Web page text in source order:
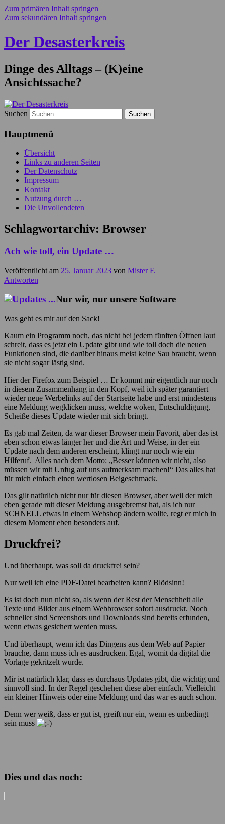
Zum primären Inhalt springen
Zum sekundären Inhalt springen
Der Desasterkreis
Dinge des Alltags – (K)eine
Ansichtssache?
Suchen
Hauptmenü
Übersicht
Links zu anderen Seiten
Der Datenschutz
Impressum
Kontakt
Nutzung durch …
Die Unvollendeten
Schlagwortarchiv: Browser
Ach wie toll, ein Update …
Veröffentlicht am 25. Januar 2023 von Mister F.
Antworten
Nur wir, nur unsere Software
Was geht es mir auf den Sack!
Kaum ein Programm noch, das nicht bei jedem fünften Öffnen laut
schreit, dass es jetzt ein Update gibt und wie toll doch die neuen
Funktionen sind, die darüber hinaus meist keine Sau braucht, wenn
sie nicht sogar lästig sind.
Hier der Firefox zum Beispiel … Er kommt mir eigentlich nur noch
in diesem Zusammenhang in den Kopf, weil ich später garantiert
wieder neue Werbelinks auf der Startseite habe und erst mindestens
eine Meldung wegklicken muss, welche woken, Entschuldigung,
Scheiße dieses Update wieder mit sich bringt.
Es gab mal Zeiten, da war dieser Browser mein Favorit, aber das ist
eben schon etwas länger her und die Art und Weise, in der ein
Update nach dem anderen erscheint, klingt nur noch wie ein
Hilferuf. Alles nach dem Motto: „Besser können wir nicht, also
müssen wir mit Unfug auf uns aufmerksam machen!“ Das alles hat
für mich einfach einen wertlosen Beigeschmack.
Das gilt natürlich nicht nur für diesen Browser, aber weil der mich
eben gerade mit dieser Meldung ausgebremst hat, als ich nur
SCHNELL etwas in einem Webshop ändern wollte, regt er mich in
diesem Moment eben besonders auf.
Druckfrei?
Und überhaupt, was soll da druckfrei sein?
Nur weil ich eine PDF-Datei bearbeiten kann? Blödsinn!
Es ist doch nun nicht so, als wenn der Rest der Menschheit alle
Texte und Bilder aus einem Webbrowser sofort ausdruckt. Noch
schneller sind Screenshots und Downloads sind bereits erfunden,
wenn etwas gesichert werden muss.
Und überhaupt, wenn ich das Dingens aus dem Web auf Papier
brauche, dann muss ich es ausdrucken. Egal, womit da digital die
Vorlage gekritzelt wurde.
Mir ist natürlich klar, dass es durchaus Updates gibt, die wichtig und
sinnvoll sind. In der Regel geschehen diese aber einfach. Vielleicht
ein kleiner Hinweis oder eine Meldung und das war es auch schon.
Denn wer weiß, dass er gut ist, greift nur ein, wenn es unbedingt
sein muss
Dies und das noch: